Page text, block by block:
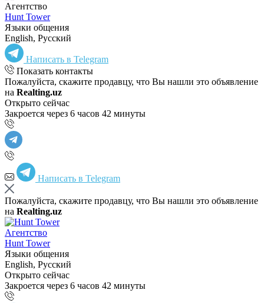
Агентство
Hunt Tower
Языки общения
English, Русский
Написать в Telegram
Показать контакты
Пожалуйста, скажите продавцу, что Вы нашли это объявление
на Realting.uz
Открыто сейчас
Закроется через 6 часов 42 минуты
Написать в Telegram
Пожалуйста, скажите продавцу, что Вы нашли это объявление
на Realting.uz
Агентство
Hunt Tower
Языки общения
English, Русский
Открыто сейчас
Закроется через 6 часов 42 минуты